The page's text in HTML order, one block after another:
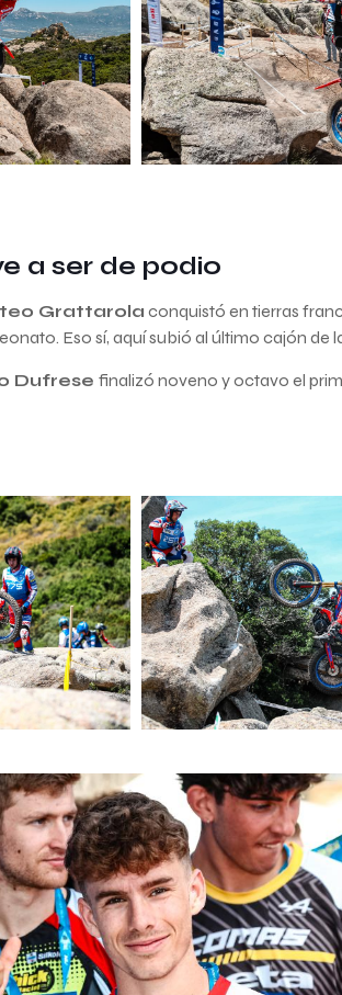
a ser de podio
Grattarola conquistó en tierras
Eso sí, aquí subió al último cajón
Dufresefinalizó noveno y octavo el